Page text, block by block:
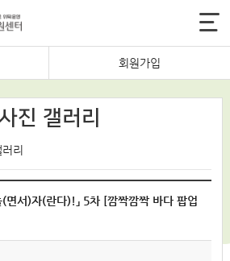
회원가입
진 갤러리
리
(면서)자(란다)!」 5차 [깜짝깜짝 바다 팝업